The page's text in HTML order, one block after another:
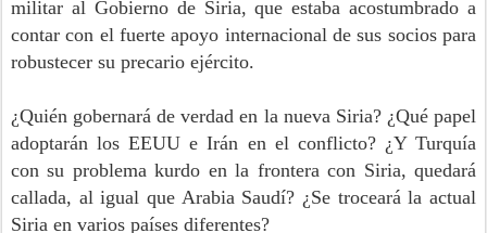
militar al Gobierno de Siria, que estaba acostumbrado a
contar con el fuerte apoyo internacional de sus socios para
robustecer su precario ejército.
¿Quién gobernará de verdad en la nueva Siria? ¿Qué papel
adoptarán los EEUU e Irán en el conflicto? ¿Y Turquía
con su problema kurdo en la frontera con Siria, quedará
callada, al igual que Arabia Saudí? ¿Se troceará la actual
Siria en varios países diferentes?